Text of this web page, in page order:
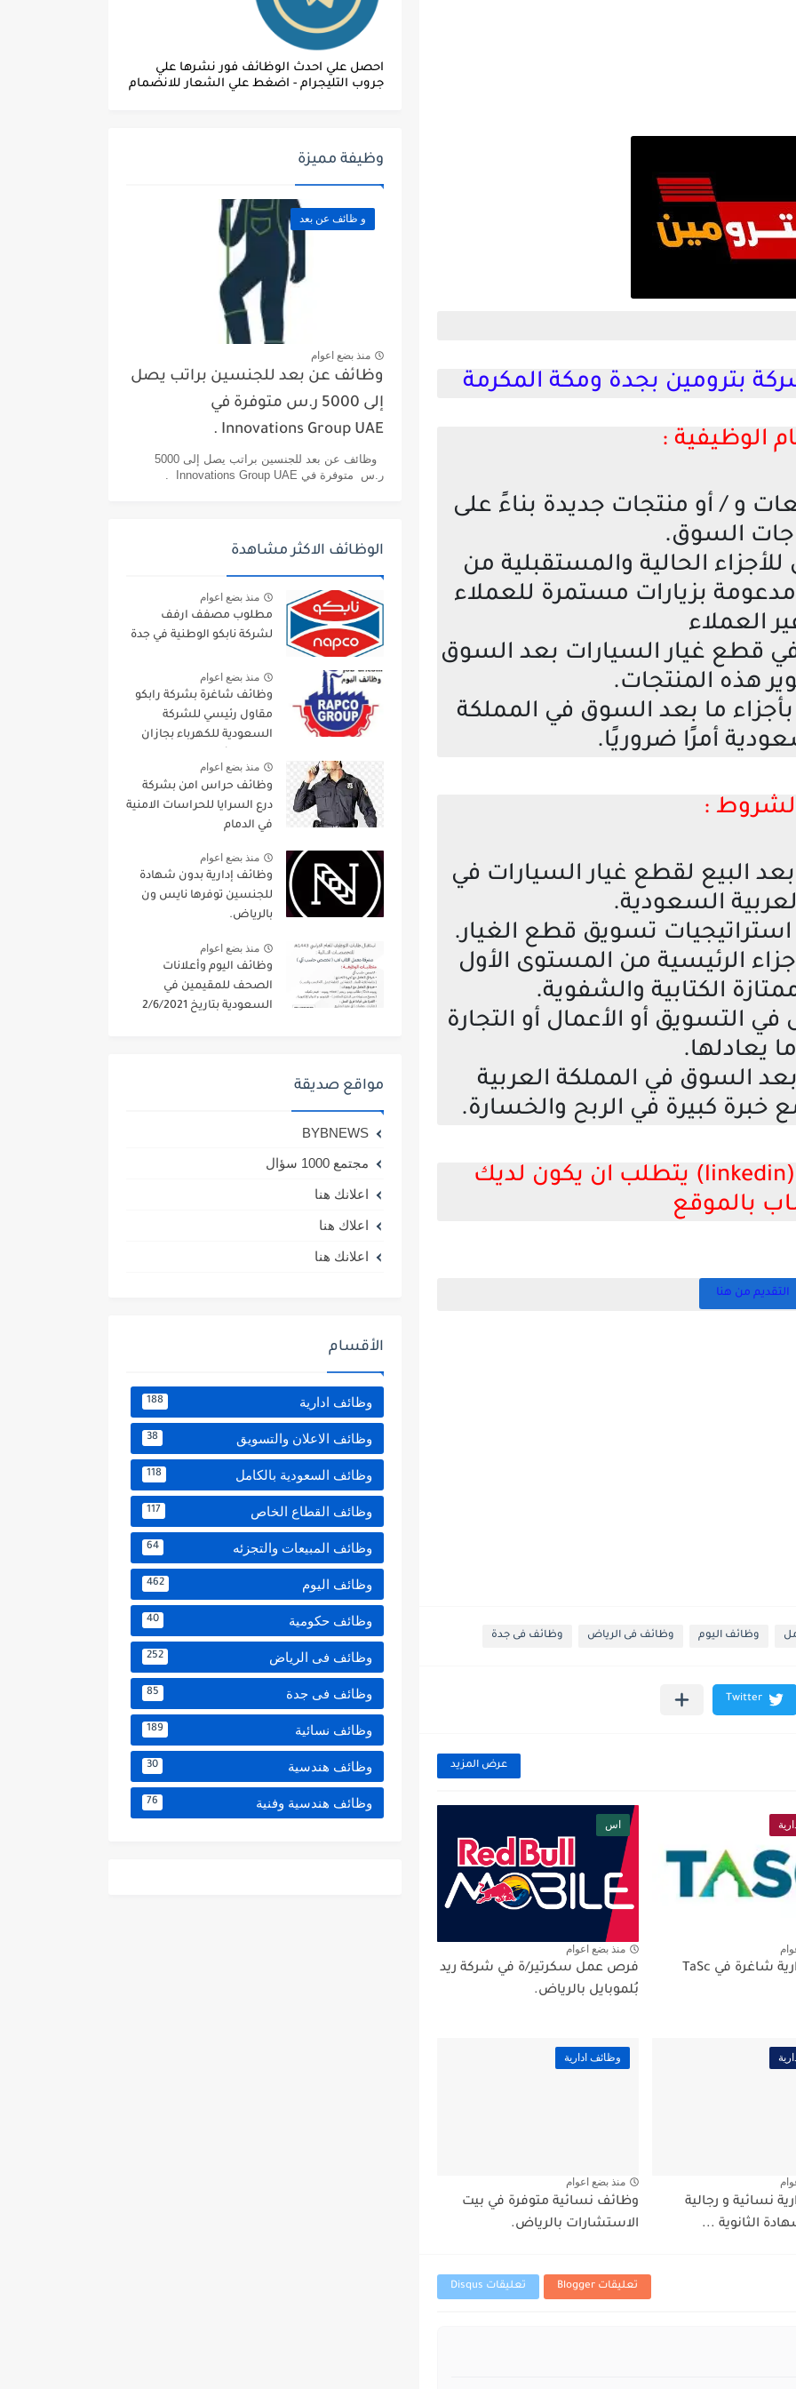
بترومين بجدة ومكة المكرمة
الوظيفية :
و / أو منتجات جديدة بناءً على
السوق.
الحالية والمستقبلية من
بزيارات مستمرة للعملاء
العملاء
قطع غيار السيارات بعد السوق
هذه المنتجات.
بأجزاء ما بعد السوق في المملكة
أمرًا ضروريًا.
:
البيع لقطع غيار السيارات في
السعودية.
تسويق قطع الغيار.
الرئيسية من المستوى الأول
الكتابية والشفوية.
التسويق أو الأعمال أو التجارة
يعادلها.
ما بعد السوق في المملكة العربية
خبرة كبيرة في الربح والخسارة.
التقديم من خلال موقع (linkedin) يتطلب ان يكون لديك
بالموقع
التقديم من هنا
وظائف اليوم وظائف فى الرياض وظائف فى جدة
عرض المزيد
وظائف إدارية شاغرة في TaSc
اس
منذ بضع اعوام
فرص عمل سكرتير/ة في شركة ريد
بُلموبايل بالرياض.
نسائية و رجالية
الثانوية ...
وظائف ادارية
منذ بضع اعوام
وظائف نسائية متوفرة في بيت
الاستشارات بالرياض.
تعليقات Blogger تعليقات Disqus
احصل علي احدث الوظائف فور نشرها علي
جروب التليجرام - اضغط علي الشعار للانضمام
وظيفة مميزة
و ظائف عن بعد
منذ بضع اعوام
وظائف عن بعد للجنسين براتب يصل
إلى 5000 ر.س متوفرة في
Innovations Group UAE .
وظائف عن بعد للجنسين براتب يصل إلى 5000
ر.س متوفرة في Innovations Group UAE .
الوظائف الاكثر مشاهدة
منذ بضع اعوام
مطلوب مصفف ارفف
لشركة نابكو الوطنية في جدة
منذ بضع اعوام
وظائف شاغرة بشركة رابكو
مقاول رئيسي للشركة
السعودية للكهرباء بجازان
منذ بضع اعوام
وظائف حراس امن بشركة
درع السرايا للحراسات الامنية
في الدمام
منذ بضع اعوام
وظائف إدارية بدون شهادة
للجنسين توفرها نايس ون
بالرياض.
منذ بضع اعوام
وظائف اليوم وأعلانات
الصحف للمقيمين في
السعودية بتاريخ 2/6/2021
مواقع صديقة
BYBNEWS
مجتمع 1000 سؤال
اعلانك هنا
اعلاك هنا
اعلانك هنا
الأقسام
وظائف ادارية 188
وظائف الاعلان والتسويق 38
وظائف السعودية بالكامل 118
وظائف القطاع الخاص 117
وظائف المبيعات والتجزئه 64
وظائف اليوم 462
وظائف حكومية 40
وظائف فى الرياض 252
وظائف فى جدة 85
وظائف نسائية 189
وظائف هندسية 30
وظائف هندسية وفنية 76